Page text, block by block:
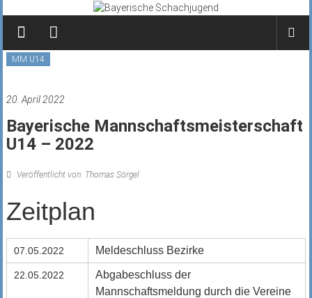
springen
MM U14
20. April 2022
Bayerische Mannschaftsmeisterschaft
U14 – 2022
Veröffentlicht von: Thomas Sörgel
Zeitplan
07.05.2022 Meldeschluss Bezirke
22.05.2022
Abgabeschluss der
Mannschaftsmeldung durch die Vereine